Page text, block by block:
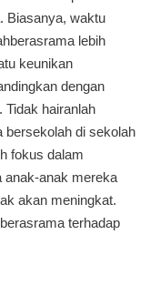
Biasanya, waktu
berasrama lebih
keunikan
dengan
Tidak hairanlah
bersekolah di sekolah
fokus dalam
anak-anak mereka
akan meningkat.
terhadap